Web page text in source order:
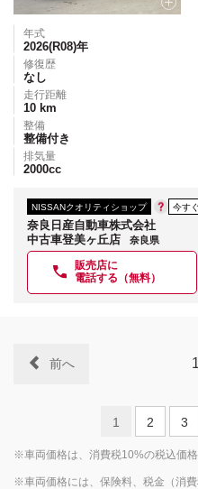
年式
2026(R08)年
修復歴
なし
走行距離
10 km
整備
整備付き
排気量
2000cc
NISSANクオリティショップ 今す
奈良日産自動車株式会社
中古車登美ヶ丘店
奈良県
販売店に
電話する（無料）
1
前へ
1 2 3
※車両価格は、消費税10%の税込価
※車両価格には、保険料、税金（消